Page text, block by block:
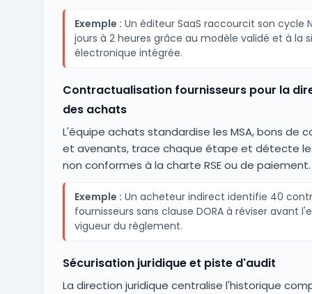
Exemple : Un éditeur SaaS raccourcit son cycle
jours à 2 heures grâce au modèle validé et à la
électronique intégrée.
Contractualisation fournisseurs pour la
des achats
L'équipe achats standardise les MSA, bons de
et avenants, trace chaque étape et détecte
non conformes à la charte RSE ou de paiement.
Exemple : Un acheteur indirect identifie 40
fournisseurs sans clause DORA à réviser avant
vigueur du règlement.
Sécurisation juridique et piste d'audit
La direction juridique centralise l'historique